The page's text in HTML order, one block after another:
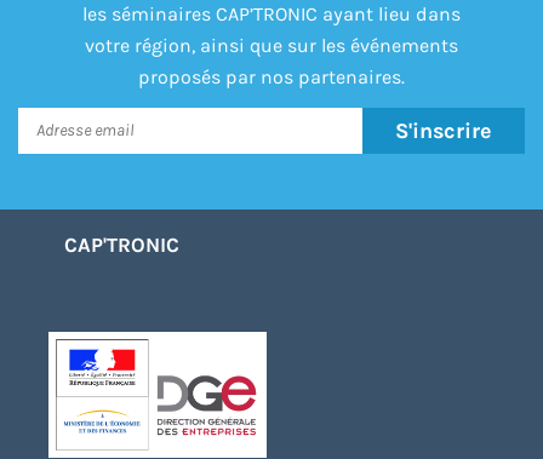
les séminaires CAP’TRONIC ayant lieu dans
votre région, ainsi que sur les événements
proposés par nos partenaires.
S'inscrire
CAP'TRONIC